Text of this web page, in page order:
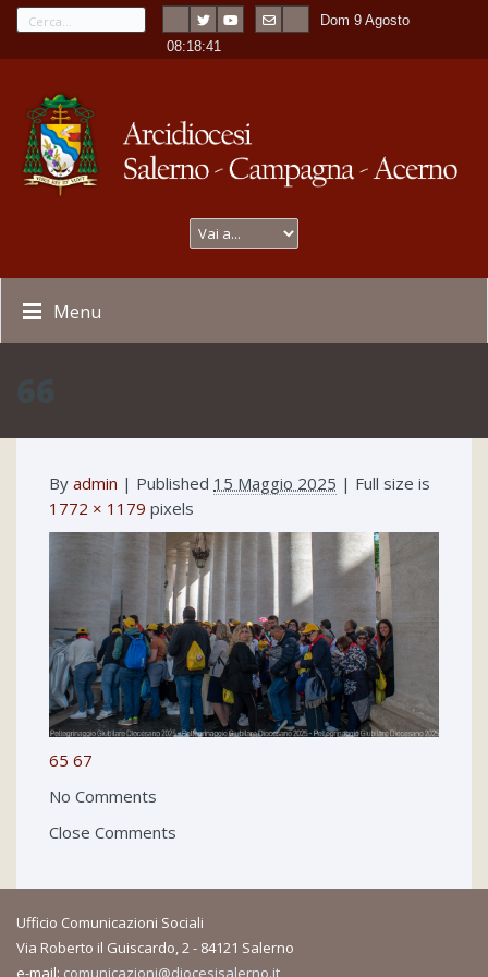
Dom 9 Agosto
-08:18:41
Menu
By admin | Published 15 Maggio 2025 | Full size is
1772 × 1179 pixels
65 67
No Comments
Close Comments
Ufficio Comunicazioni Sociali
Via Roberto il Guiscardo, 2 - 84121 Salerno
e-mail: comunicazioni@diocesisalerno.it